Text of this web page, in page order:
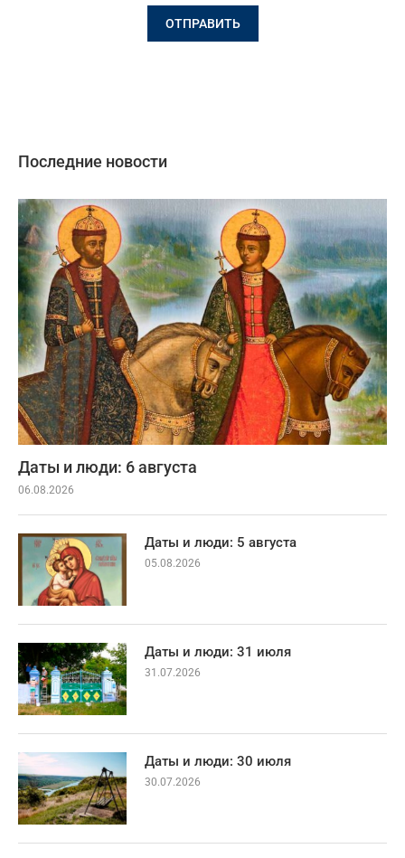
Последние новости
Даты и люди: 6 августа
06.08.2026
Даты и люди: 5 августа
05.08.2026
Даты и люди: 31 июля
31.07.2026
Даты и люди: 30 июля
30.07.2026